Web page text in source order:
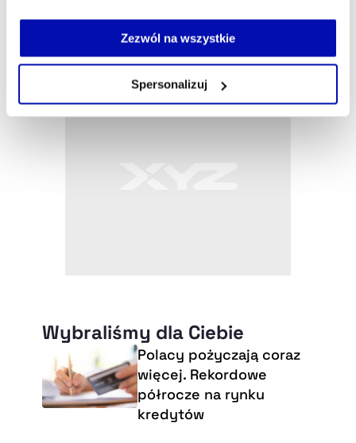
Jeżeli nie wyrażasz zgody na zapisywanie plików cookie,
możesz łatwo zarządzać swoimi uprawnieniami, np. we
własnej przeglądarce internetowej lub po wybraniu opcji
Zezwól na wszystkie
Spersonalizuj
Wybraliśmy dla Ciebie
Polacy pożyczają coraz
więcej. Rekordowe
półrocze na rynku
kredytów